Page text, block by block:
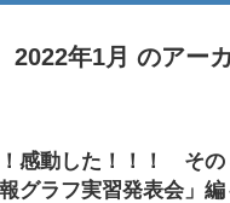
2022年1月 のアー
！感動した！！！ そ
グラフ実習発表会」編